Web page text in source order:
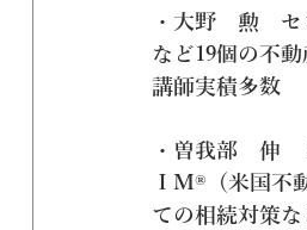
・大野　勲　
など19個の不
講師実積多数
・曽我部　伸
ＩＭ®（米国不
ての相続対策